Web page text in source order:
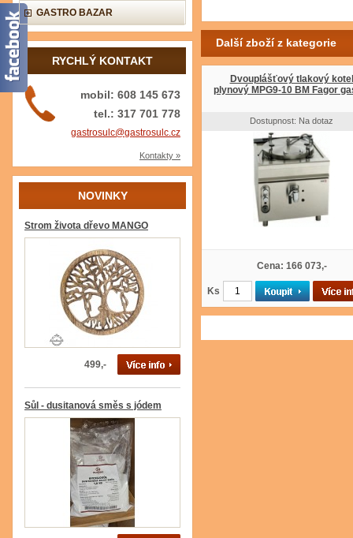
GASTRO BAZAR
RYCHLÝ KONTAKT
mobil: 608 145 673
tel.: 317 701 778
gastrosulc@gastrosulc.cz
Kontakty »
NOVINKY
Strom života dřevo MANGO
499,-
Sůl - dusitanová směs s jódem
Další zboží z kategorie
Dvouplášťový tlakový kotel
plynový MPG9-10 BM Fagor
Dostupnost: Na dotaz
Cena: 166 073,-
Ks